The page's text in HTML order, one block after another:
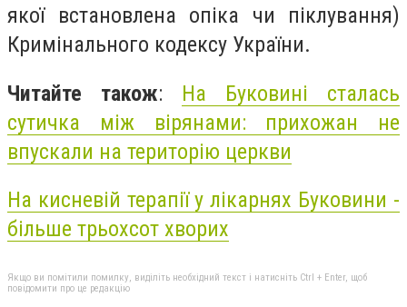
якої встановлена опіка чи піклування)
Кримінального кодексу України.
Читайте також: На Буковині сталась
сутичка між вірянами: прихожан не
впускали на територію церкви
На кисневій терапії у лікарнях Буковини -
більше трьохсот хворих
Якщо ви помітили помилку, виділіть необхідний текст і натисніть Ctrl + Enter, щоб
повідомити про це редакцію